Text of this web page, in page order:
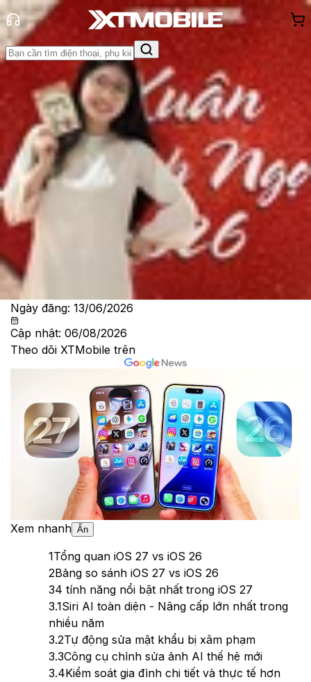
Trang chủ
Tin tức
So Sánh
Tin MớiĐánh Giá - Trên Tay So SánhTư vấnKhuyến
mãi
Thủ thuậtHỏi đáp App - GameThông báoKhách
hàng - Sự kiện
iOS 27 vs iOS 26: Có gì khác biệt
giữa hai bản cập nhật lớn của
Apple?
Lê Thị Huỳnh Như
Ngày đăng: 13/06/2026
Cập nhật: 06/08/2026
Theo dõi XTMobile trên
Xem nhanh Ẩn
1Tổng quan iOS 27 vs iOS 26
2Bảng so sánh iOS 27 vs iOS 26
34 tính năng nổi bật nhất trong iOS 27
3.1Siri AI toàn diện - Nâng cấp lớn nhất trong
nhiều năm
3.2Tự động sửa mật khẩu bị xâm phạm
3.3Công cụ chỉnh sửa ảnh AI thế hệ mới
3.4Kiểm soát gia đình chi tiết và thực tế hơn